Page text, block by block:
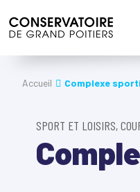
Accueil Complexe
SPORT ET LOISIRS,